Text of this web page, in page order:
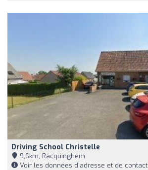
Driving School Christelle
9,6km, Racquinghem
Voir les données d'adresse et de contact